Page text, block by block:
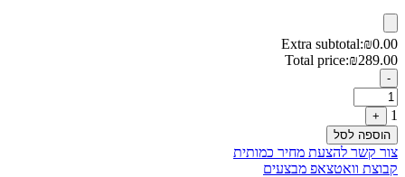
Extra subtotal:₪0.00
Total price:₪289.00
Quantity
-
1
+
הוספה לסל
צור קשר להצעת מחיר כמותית
קבוצת וואטצאפ מבצעים